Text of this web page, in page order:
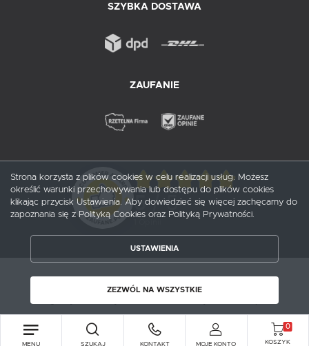
SZYBKA DOSTAWA
ZAUFANIE
5/ 5
Copyright by probox.pl
MENU SZUKAJ KONTAKT MOJE KONTO
0
KOSZYK
Strona korzysta z plików cookies w celu realizacji usług. Możesz
określić warunki przechowywania lub dostępu do plików cookies
klikając przycisk Ustawienia. Aby dowiedzieć się więcej zachęcamy do
zapoznania się z Polityką Cookies oraz Polityką Prywatności.
USTAWIENIA
ZEZWÓL NA WSZYSTKIE
ZEZWÓL NA WSZYSTKIE